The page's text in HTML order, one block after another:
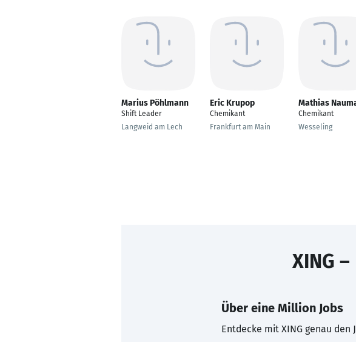
Marius Pöhlmann
Shift Leader
Langweid am Lech
Eric Krupop
Chemikant
Frankfurt am Main
Mathias
Chemikant
Wesseling
XING
Über eine Million Jobs
Entdecke mit XING genau den